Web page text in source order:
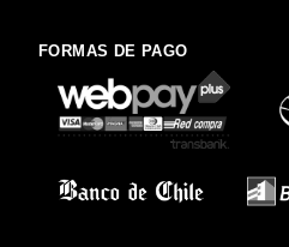
FORMAS DE PAGO